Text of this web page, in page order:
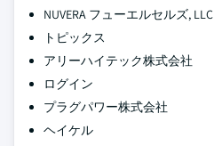
NUVERA フューエルセルズ, LLC
トピックス
アリーハイテック株式会社
ログイン
プラグパワー株式会社
ヘイケル